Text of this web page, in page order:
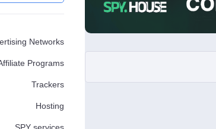
Networks
Programs
Trackers
Hosting
SPY services